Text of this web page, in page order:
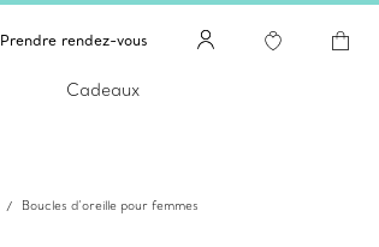
Prendre rendez-vous
Cadeaux
Boucles d’oreille pour femmes